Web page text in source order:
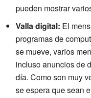
pueden mostrar
Valla digital: El
programas de
se mueve, varios
incluso anuncios de
día. Como son muy
se espera que sean